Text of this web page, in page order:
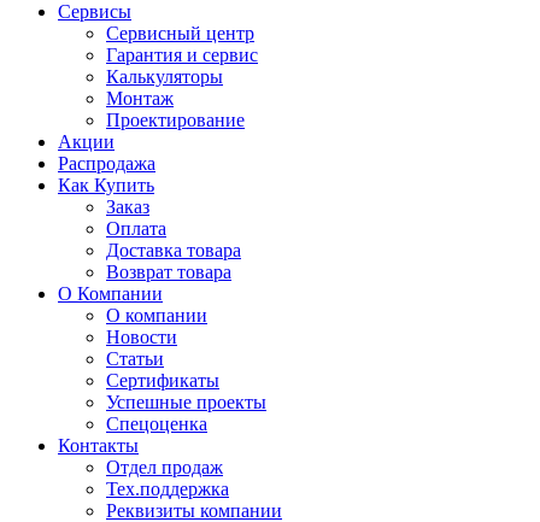
Сервисы
Сервисный центр
Гарантия и сервис
Калькуляторы
Монтаж
Проектирование
Акции
Распродажа
Как Купить
Заказ
Оплата
Доставка товара
Возврат товара
О Компании
О компании
Новости
Статьи
Сертификаты
Успешные проекты
Спецоценка
Контакты
Отдел продаж
Тех.поддержка
Реквизиты компании